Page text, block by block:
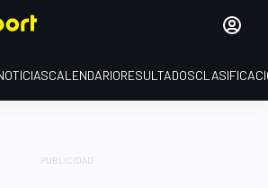
CALENDARIORESULTADOS